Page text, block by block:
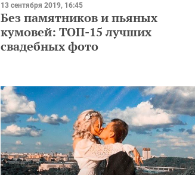
13 сентября 2019, 16:45
Без памятников и пьяных
кумовей: ТОП-15 лучших
свадебных фото